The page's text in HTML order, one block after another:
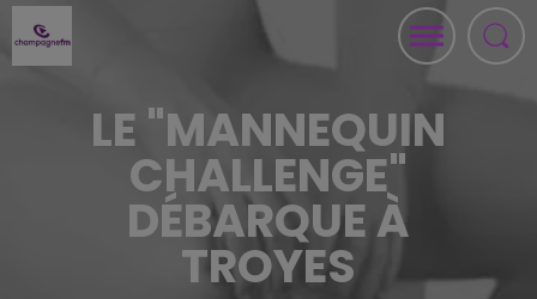
LE "MANNEQUIN
CHALLENGE"
DÉBARQUE À
TROYES